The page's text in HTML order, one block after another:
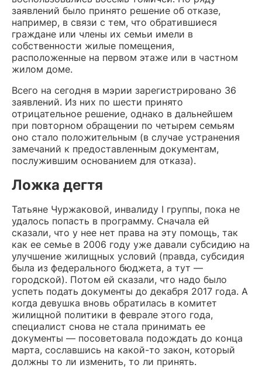
заявлений было принято решение об отказе,
например, в связи с тем, что обратившиеся
граждане или члены их семьи имели в
собственности жилые помещения,
расположенные на первом этаже или в частном
жилом доме.
Всего на сегодня в мэрии зарегистрировано 36
заявлений. Из них по шести принято
отрицательное решение, однако в дальнейшем
при повторном обращении по четырем семьям
оно стало положительным (в случае устранения
замечаний к предоставленным документам,
послужившим основанием для отказа).
Ложка дегтя
Татьяне Чуржаковой, инвалиду I группы, пока не
удалось попасть в программу. Сначала ей
сказали, что у нее нет права на эту помощь, так
как ее семье в 2006 году уже давали субсидию на
улучшение жилищных условий (правда, субсидия
была из федерального бюджета, а тут —
городской). Потом ей сказали, что надо было
успеть подать документы до декабря 2017 года. А
когда девушка вновь обратилась в комитет
жилищной политики в феврале этого года,
специалист снова не стала принимать ее
документы — посоветовала подождать до конца
марта, сославшись на какой-то закон, который
должны то ли изменить, то ли принять.